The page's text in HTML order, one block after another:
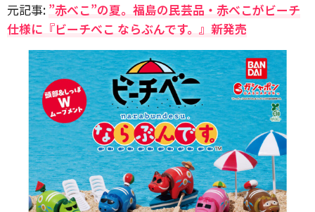
元記事: ”赤べこ”の夏。福島の民芸品・赤べこがビーチ
仕様に『ビーチべこ ならぶんです。』新発売